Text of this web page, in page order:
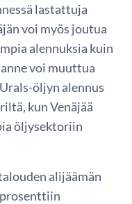
lastattuja
voi myös joutua
alennuksia kuin
voi muuttua
öljyn alennus
kun Venäjää
öljysektoriin
alijäämän